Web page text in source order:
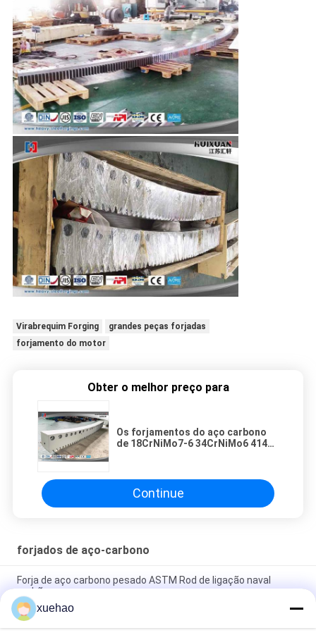
Virabrequim Forging
grandes peças forjadas
forjamento do motor
Obter o melhor preço para
Os forjamentos do aço carbono
de 18CrNiMo7-6 34CrNiMo6 4140
Continue
forjados de aço-carbono
Forja de aço carbono pesado ASTM Rod de ligação naval
padrão
Forja de aço ligado 25Cr2Ni4MoV, 34CrNiMo6 eixo de aço
pesado, eixo de motor.
xuehao